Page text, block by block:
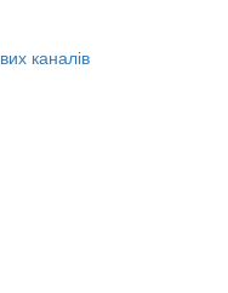
каналів